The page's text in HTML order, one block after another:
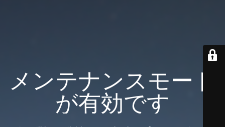
メンテナンスモード
が有効です